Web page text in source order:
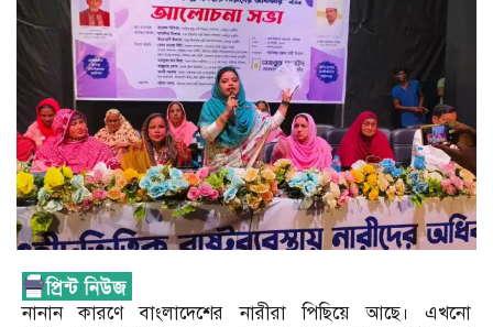
নানান কারণে বাংলাদেশের নারীরা পিছিয়ে আছে। এখনো